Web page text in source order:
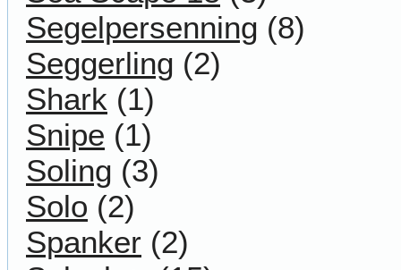
Segelpersenning (8)
Seggerling (2)
Shark (1)
Snipe (1)
Soling (3)
Solo (2)
Spanker (2)